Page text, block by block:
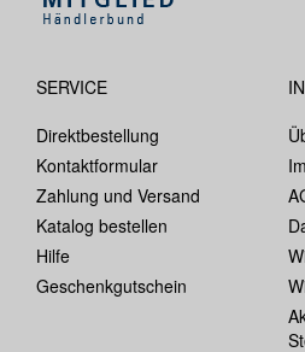
SERVICE
Direktbestellung
Kontaktformular
Zahlung und Versand
Katalog bestellen
Hilfe
Geschenkgutschein